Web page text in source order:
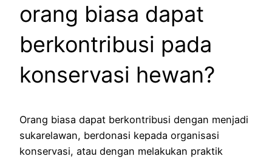
orang biasa dapat
berkontribusi pada
konservasi hewan?
Orang biasa dapat berkontribusi dengan menjadi
sukarelawan, berdonasi kepada organisasi
konservasi, atau dengan melakukan praktik